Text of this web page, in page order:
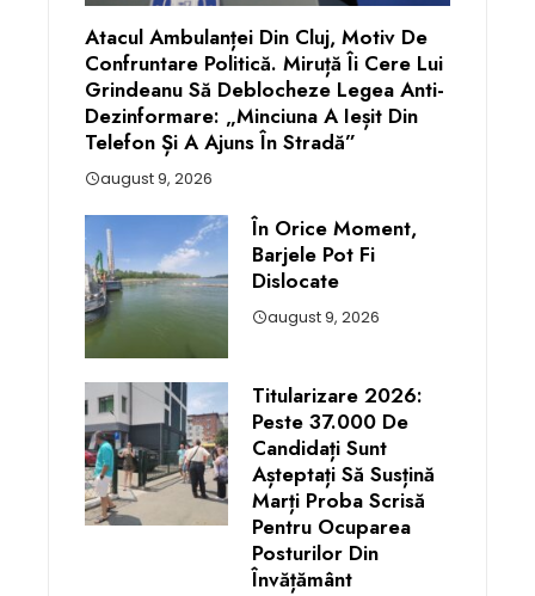
Atacul Ambulanței Din Cluj, Motiv De
Confruntare Politică. Miruță Îi Cere Lui
Grindeanu Să Deblocheze Legea Anti-
Dezinformare: „Minciuna A Ieșit Din
Telefon Și A Ajuns În Stradă”
august 9, 2026
În Orice Moment,
Barjele Pot Fi
Dislocate
august 9, 2026
Titularizare 2026:
Peste 37.000 De
Candidați Sunt
Așteptați Să Susțină
Marți Proba Scrisă
Pentru Ocuparea
Posturilor Din
Învățământ